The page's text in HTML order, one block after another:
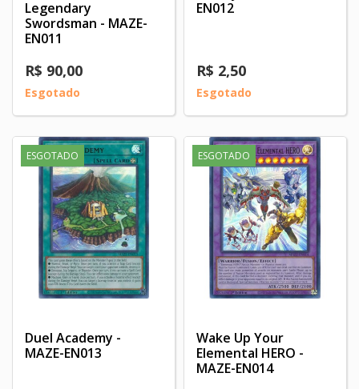
Legendary
Swordsman - MAZE-
EN011
R$ 90,00
Esgotado
EN012
R$ 2,50
Esgotado
ESGOTADO
Duel Academy -
MAZE-EN013
ESGOTADO
Wake Up Your
Elemental HERO -
MAZE-EN014